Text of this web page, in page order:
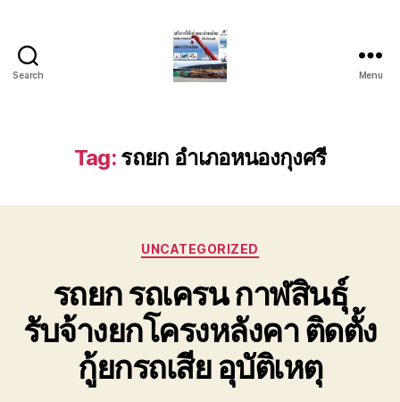
Search
รถ
เครน
เฮี๊ยบ
สไลด์
เครื่องจักร
โทร
0818900005
Menu
Tag: รถยก อำเภอหนองกุงศรี
Categories
UNCATEGORIZED
รถยก รถเครน กาฬสินธุ์
รับจ้างยกโครงหลังคา ติดตั้ง
กู้ยกรถเสีย อุบัติเหตุ